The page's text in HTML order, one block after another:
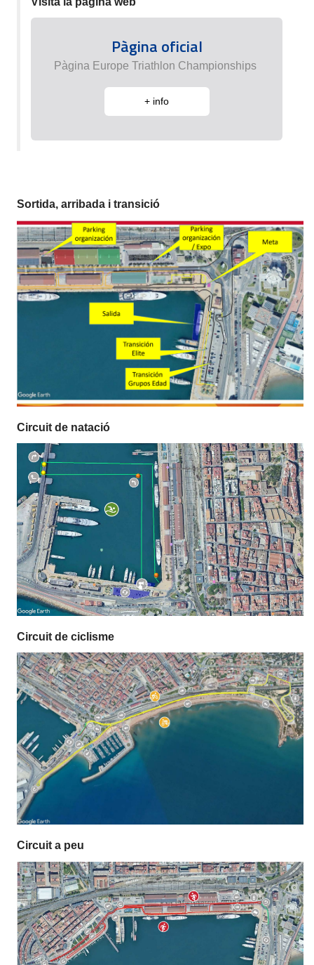
Pàgina oficial
Pàgina Europe Triathlon Championships
+ info
Sortida, arribada i transició
Circuit de natació
Circuit de ciclisme
Circuit a peu